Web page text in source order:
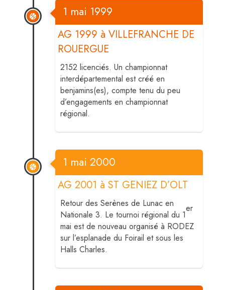
AG 1999 à VILLEFRANCHE DE
ROUERGUE
1 mai 1999
2152 licenciés. Un championnat
interdépartemental est créé en
benjamins(es), compte tenu du peu
d’engagements en championnat
régional.
AG 2001 à ST GENIEZ D’OLT
1 mai 2000
Retour des Serènes de Lunac en
Nationale 3. Le tournoi régional du 1
er
mai est de nouveau organisé à RODEZ
sur l’esplanade du Foirail et sous les
Halls Charles.